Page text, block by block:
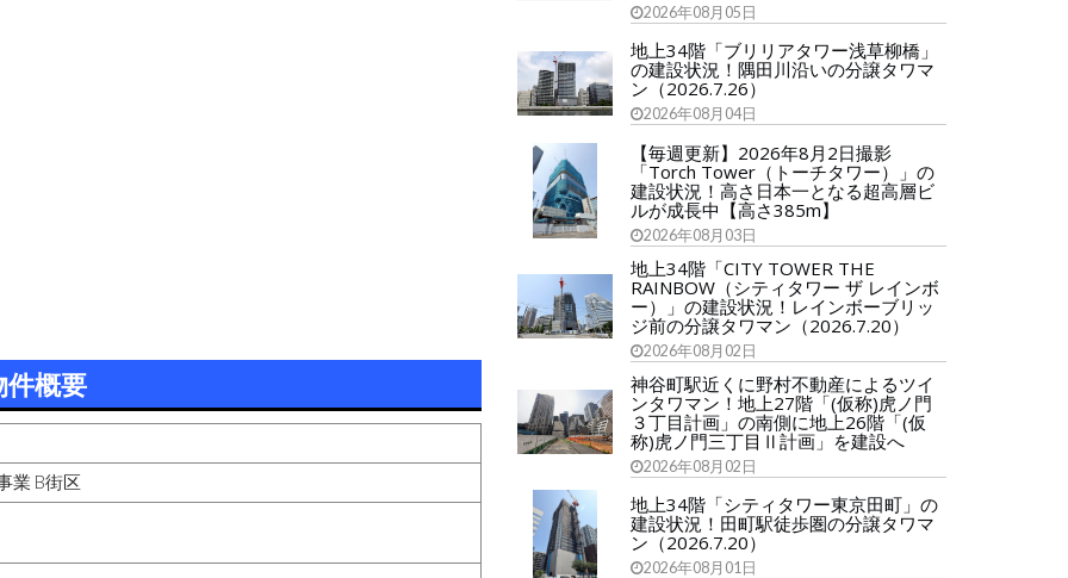
件概要
業 B街区
2026年08月05日
地上34階「ブリリアタワー浅草柳橋」
の建設状況！隅田川沿いの分譲タワマ
ン（2026.7.26）
2026年08月04日
【毎週更新】2026年8月2日撮影
「Torch Tower（トーチタワー）」の
建設状況！高さ日本一となる超高層ビ
ルが成長中【高さ385m】
2026年08月03日
地上34階「CITY TOWER THE
RAINBOW（シティタワー ザ レインボ
ー）」の建設状況！レインボーブリッ
ジ前の分譲タワマン（2026.7.20）
2026年08月02日
神谷町駅近くに野村不動産によるツイ
ンタワマン！地上27階「(仮称)虎ノ門
３丁目計画」の南側に地上26階「(仮
称)虎ノ門三丁目Ⅱ計画」を建設へ
2026年08月02日
地上34階「シティタワー東京田町」の
建設状況！田町駅徒歩圏の分譲タワマ
ン（2026.7.20）
2026年08月01日